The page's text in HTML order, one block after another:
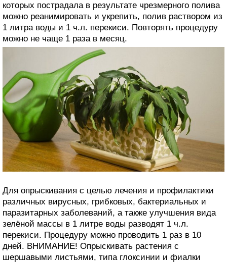
которых пострадала в результате чрезмерного полива
можно реанимировать и укрепить, полив раствором из
1 литра воды и 1 ч.л. перекиси. Повторять процедуру
можно не чаще 1 раза в месяц.
Для опрыскивания с целью лечения и профилактики
различных вирусных, грибковых, бактериальных и
паразитарных заболеваний, а также улучшения вида
зелёной массы в 1 литре воды разводят 1 ч.л.
перекиси. Процедуру можно проводить 1 раз в 10
дней. ВНИМАНИЕ! Опрыскивать растения с
шершавыми листьями, типа глоксинии и фиалки